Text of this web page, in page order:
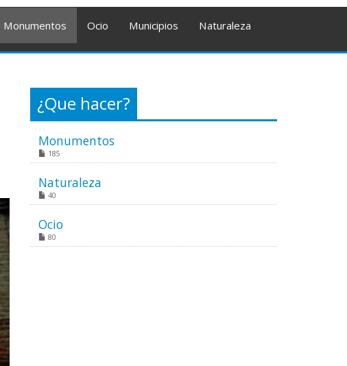
Monumentos Ocio Municipios Naturaleza
¿Que hacer?
Monumentos
185
Naturaleza
40
Ocio
80